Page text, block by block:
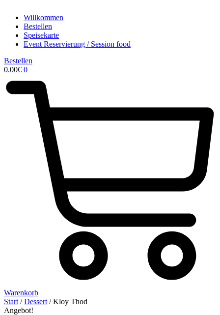
Willkommen
Bestellen
Speisekarte
Event Reservierung / Session food
Bestellen
0.00€ 0
Warenkorb
Start /Dessert / Kloy Thod
Angebot!